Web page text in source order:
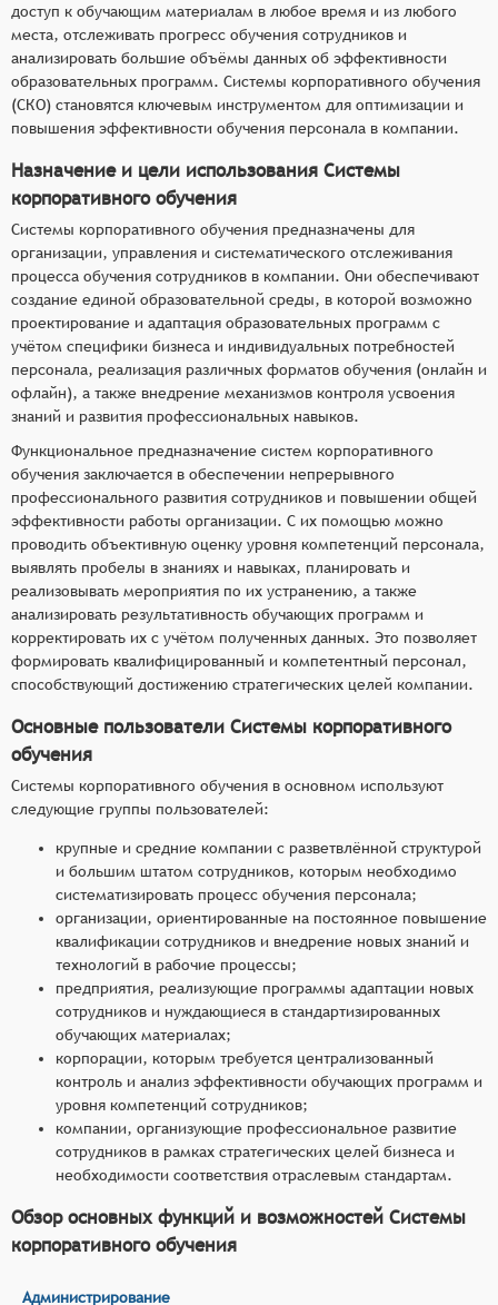
доступ к обучающим материалам в любое время и из любого
места, отслеживать прогресс обучения сотрудников и
анализировать большие объёмы данных об эффективности
образовательных программ. Системы корпоративного обучения
(СКО) становятся ключевым инструментом для оптимизации и
повышения эффективности обучения персонала в компании.
Назначение и цели использования Системы
корпоративного обучения
Системы корпоративного обучения предназначены для
организации, управления и систематического отслеживания
процесса обучения сотрудников в компании. Они обеспечивают
создание единой образовательной среды, в которой возможно
проектирование и адаптация образовательных программ с
учётом специфики бизнеса и индивидуальных потребностей
персонала, реализация различных форматов обучения (онлайн и
офлайн), а также внедрение механизмов контроля усвоения
знаний и развития профессиональных навыков.
Функциональное предназначение систем корпоративного
обучения заключается в обеспечении непрерывного
профессионального развития сотрудников и повышении общей
эффективности работы организации. С их помощью можно
проводить объективную оценку уровня компетенций персонала,
выявлять пробелы в знаниях и навыках, планировать и
реализовывать мероприятия по их устранению, а также
анализировать результативность обучающих программ и
корректировать их с учётом полученных данных. Это позволяет
формировать квалифицированный и компетентный персонал,
способствующий достижению стратегических целей компании.
Основные пользователи Системы корпоративного
обучения
Системы корпоративного обучения в основном используют
следующие группы пользователей:
крупные и средние компании с разветвлённой структурой
и большим штатом сотрудников, которым необходимо
систематизировать процесс обучения персонала;
организации, ориентированные на постоянное повышение
квалификации сотрудников и внедрение новых знаний и
технологий в рабочие процессы;
предприятия, реализующие программы адаптации новых
сотрудников и нуждающиеся в стандартизированных
обучающих материалах;
корпорации, которым требуется централизованный
контроль и анализ эффективности обучающих программ и
уровня компетенций сотрудников;
компании, организующие профессиональное развитие
сотрудников в рамках стратегических целей бизнеса и
необходимости соответствия отраслевым стандартам.
Обзор основных функций и возможностей Системы
корпоративного обучения
Администрирование